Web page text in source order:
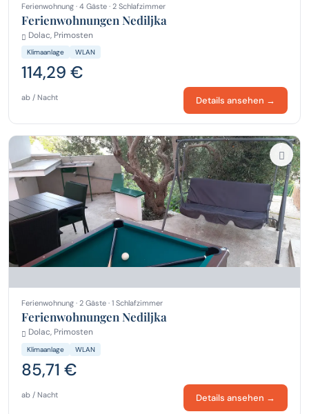
Ferienwohnung · 4 Gäste · 2 Schlafzimmer
Ferienwohnungen Nediljka
Dolac, Primosten
Klimaanlage WLAN
114,29 €
ab / Nacht Details ansehen →
Ferienwohnung · 2 Gäste · 1 Schlafzimmer
Ferienwohnungen Nediljka
Dolac, Primosten
Klimaanlage WLAN
85,71 €
ab / Nacht Details ansehen →